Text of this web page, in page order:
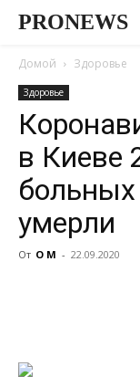
PRONEWS
Домой Здоровье
Здоровье
в Киеве
больных
умерли
От О М - 22.09.2020